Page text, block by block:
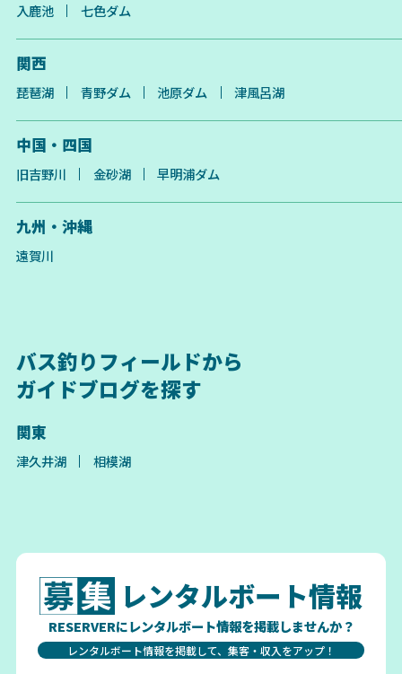
入鹿池 七色ダム
関西
琵琶湖 青野ダム 池原ダム 津風呂湖
中国・四国
旧吉野川 金砂湖 早明浦ダム
九州・沖縄
遠賀川
バス釣りフィールドから
ガイドブログを探す
関東
津久井湖 相模湖
レンタルボート情報
RESERVERにレンタルボート情報を掲載しませんか？
レンタルボート情報を掲載して、集客・収入をアップ！